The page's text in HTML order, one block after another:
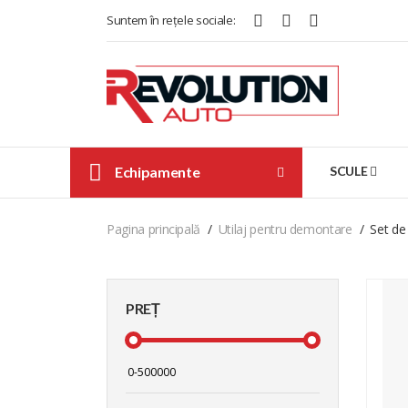
Suntem în rețele sociale:
Echipamente SCULE
Pagina principală Utilaj pentru demontare Set
PREȚ